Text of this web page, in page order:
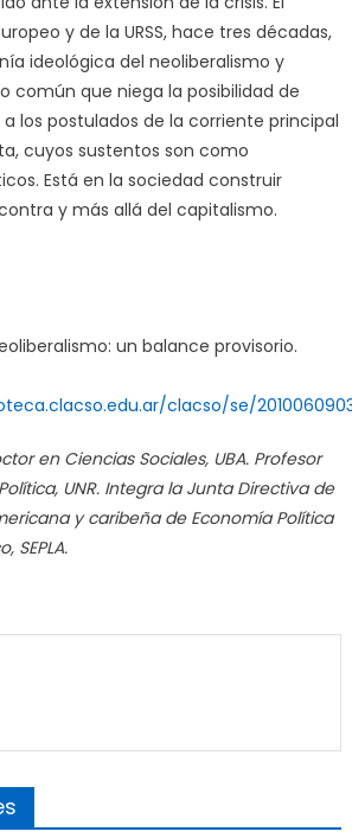
y de la URSS, hace tres décadas,
ideológica del neoliberalismo y
común que niega la posibilidad de
los postulados de la corriente principal
cuyos sustentos son como
Está en la sociedad construir
y más allá del capitalismo.
un balance provisorio.
clacso/se/
en Ciencias Sociales, UBA. Profesor
UNR. Integra la Junta Directiva de
y caribeña de Economía Política
SEPLA.